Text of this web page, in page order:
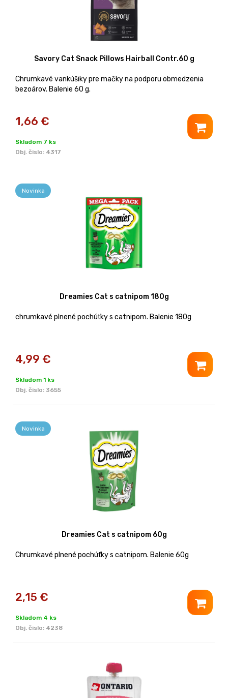
Savory Cat Snack Pillows Hairball Contr.60 g
Chrumkavé vankúšiky pre mačky na podporu obmedzenia
bezoárov. Balenie 60 g.
1,66 €
Skladom 7 ks
Obj. čislo: 4317
Novinka
Dreamies Cat s catnipom 180g
chrumkavé plnené pochúťky s catnipom. Balenie 180g
4,99 €
Skladom 1 ks
Obj. čislo: 3655
Novinka
Dreamies Cat s catnipom 60g
Chrumkavé plnené pochúťky s catnipom. Balenie 60g
2,15 €
Skladom 4 ks
Obj. čislo: 4238